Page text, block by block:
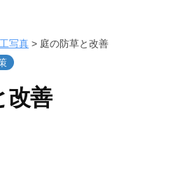
写真 > 庭の防草と改善
改善